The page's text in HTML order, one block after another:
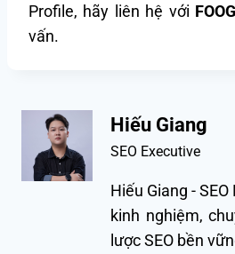
Profile, hãy liên hệ với
vấn.
Hiếu Giang
SEO Executive
Hiếu Giang -
kinh nghiệm,
lược SEO bền